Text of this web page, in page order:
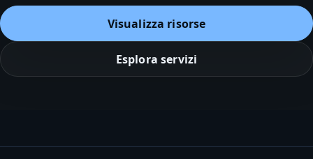
Visualizza risorse
Esplora servizi